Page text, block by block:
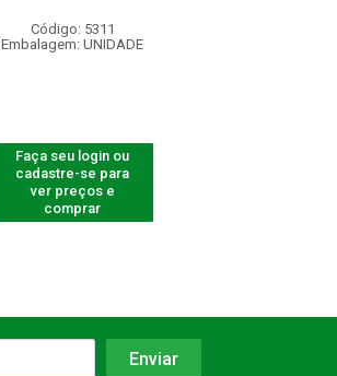
Código: 5311
Embalagem: UNIDADE
Faça seu login ou
cadastre-se para
ver preços e
comprar